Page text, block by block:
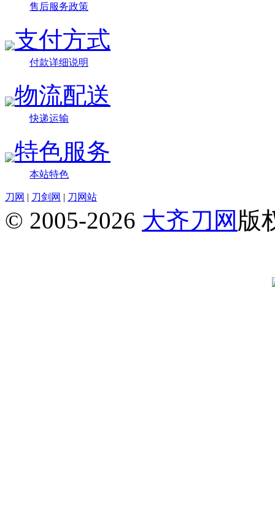
售后服务政策
支付方式
付款详细说明
物流配送
快递运输
特色服务
本站特色
刀网 | 刀剑网 | 刀网站
© 2005-2026 大齐刀网 版